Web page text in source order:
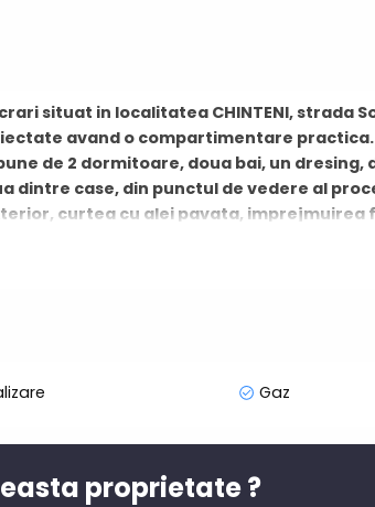
situat in localitatea CHINTENI, strada
avand o compartimentare
de 2 dormitoare, doua bai, un dresing,
dintre case, din punctul de vedere al
curtea cu alei pavata, imprejmuirea
rand de glet aplicat peretilor). De
Verbal de Receptie urmanad
gaz, apa si canalizare.
Gaz
proprietate ?